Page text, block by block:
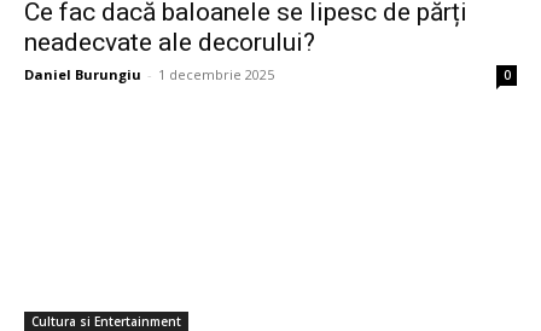
Ce fac dacă baloanele se lipesc de părți
neadecvate ale decorului?
Daniel Burungiu - 1 decembrie 2025 0
Cultura si Entertainment